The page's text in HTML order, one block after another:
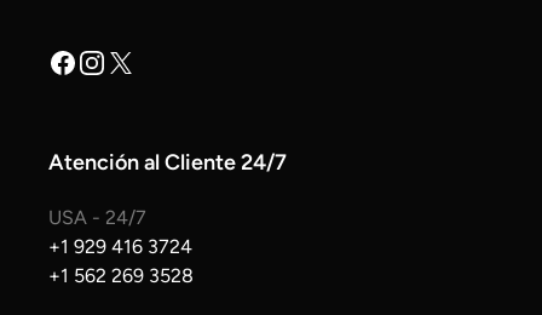
Facebook
Instagram
X
Atención al Cliente 24/7
USA - 24/7
+1 929 416 3724
+1 562 269 3528